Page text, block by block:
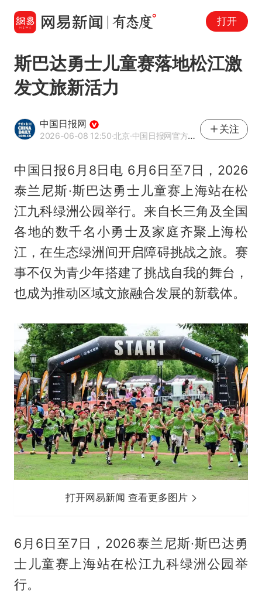
打开
斯巴达勇士儿童赛落地松江激
发文旅新活力
中国日报网
2026-06-08 12:50·北京·中国日报网官方网易号
关注
中国日报6月8日电 6月6日至7日，2026
泰兰尼斯·斯巴达勇士儿童赛上海站在松
江九科绿洲公园举行。来自长三角及全国
各地的数千名小勇士及家庭齐聚上海松
江，在生态绿洲间开启障碍挑战之旅。赛
事不仅为青少年搭建了挑战自我的舞台，
也成为推动区域文旅融合发展的新载体。
打开网易新闻 查看更多图片
6月6日至7日，2026泰兰尼斯·斯巴达勇
士儿童赛上海站在松江九科绿洲公园举
行。